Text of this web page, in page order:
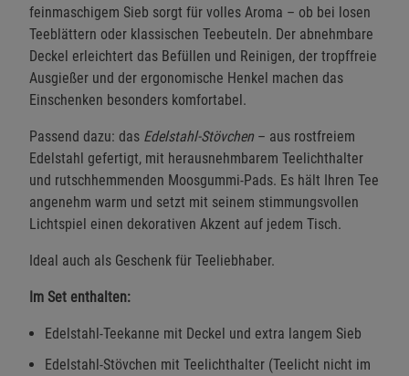
feinmaschigem Sieb sorgt für volles Aroma – ob bei losen
Teeblättern oder klassischen Teebeuteln. Der abnehmbare
Deckel erleichtert das Befüllen und Reinigen, der tropffreie
Ausgießer und der ergonomische Henkel machen das
Einschenken besonders komfortabel.
Passend dazu: das Edelstahl-Stövchen – aus rostfreiem
Edelstahl gefertigt, mit herausnehmbarem Teelichthalter
und rutschhemmenden Moosgummi-Pads. Es hält Ihren Tee
angenehm warm und setzt mit seinem stimmungsvollen
Lichtspiel einen dekorativen Akzent auf jedem Tisch.
Ideal auch als Geschenk für Teeliebhaber.
Im Set enthalten:
Edelstahl-Teekanne mit Deckel und extra langem Sieb
Edelstahl-Stövchen mit Teelichthalter (Teelicht nicht im